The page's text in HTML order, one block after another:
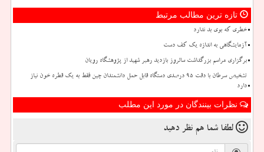
تازه ترین مطالب مرتبط
خطری که بوی بد ندارد
آزمایشگاهی به اندازه یک کف دست
برگزاری مراسم بزرگداشت سالروز بازدید رهبر شهید از پژوهشگاه رویان
تشخیص سرطان با دقت ۹۵ درصدی دستگاه قابل حمل دانشمندان چین فقط به یک قطره خون نیاز
دارد
نظرات بینندگان در مورد این مطلب
لطفا شما هم نظر دهید